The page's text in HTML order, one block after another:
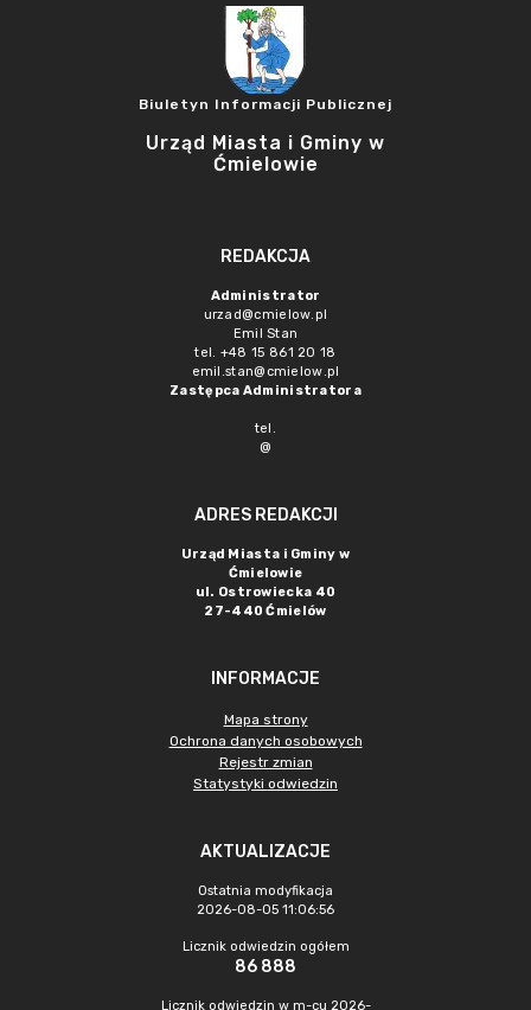
Biuletyn Informacji Publicznej
Urząd Miasta i Gminy w
Ćmielowie
REDAKCJA
Administrator
urzad@cmielow.pl
Emil Stan
tel. +48 15 861 20 18
emil.stan@cmielow.pl
Zastępca Administratora
tel.
@
ADRES REDAKCJI
Urząd Miasta i Gminy w
Ćmielowie
ul. Ostrowiecka 40
27-440 Ćmielów
INFORMACJE
Mapa strony
Ochrona danych osobowych
Rejestr zmian
Statystyki odwiedzin
AKTUALIZACJE
Ostatnia modyfikacja
2026-08-05 11:06:56
Licznik odwiedzin ogółem
86 888
Licznik odwiedzin w m-cu 2026-